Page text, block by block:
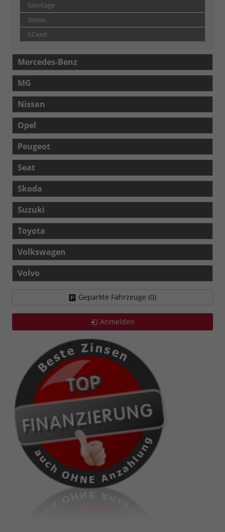
Sportage
Stonic
XCeed
Mercedes-Benz
MG
Nissan
Opel
Peugeot
Seat
Skoda
Suzuki
Toyota
Volkswagen
Volvo
Geparkte Fahrzeuge (0)
Anmelden